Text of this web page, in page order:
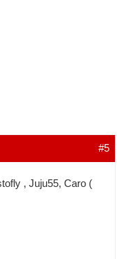
#5
, Juju55, Caro (